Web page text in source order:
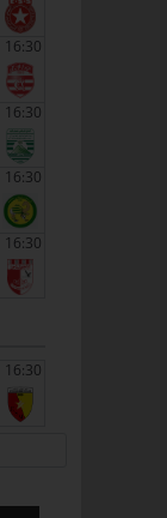
16:30
16:30
16:30
16:30
16:30